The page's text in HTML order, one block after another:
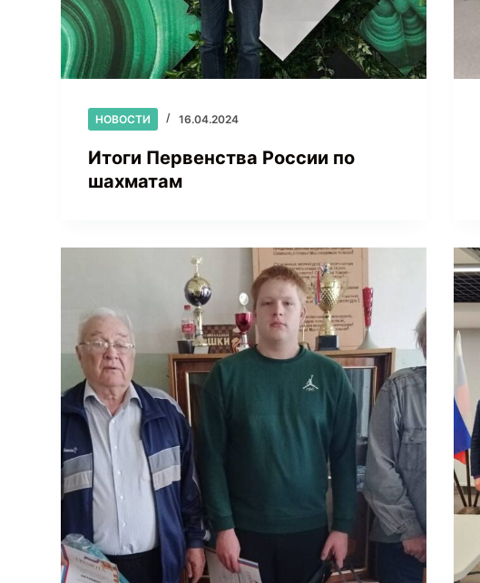
НОВОСТИ 16.04.2024
Итоги Первенства России по
шахматам